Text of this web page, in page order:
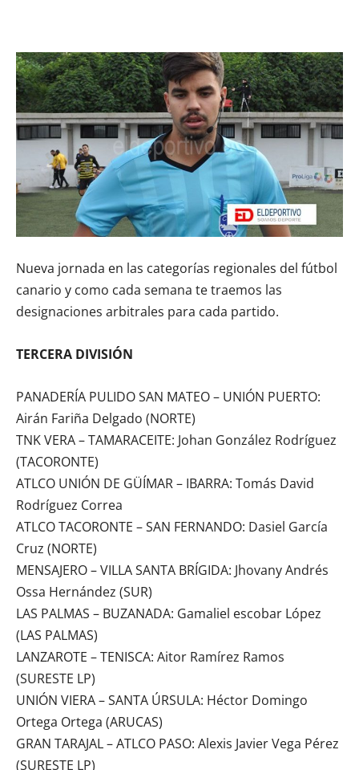
Nueva jornada en las categorías regionales del fútbol
canario y como cada semana te traemos las
designaciones arbitrales para cada partido.
TERCERA DIVISIÓN
PANADERÍA PULIDO SAN MATEO – UNIÓN PUERTO:
Airán Fariña Delgado (NORTE)
TNK VERA – TAMARACEITE: Johan González Rodríguez
(TACORONTE)
ATLCO UNIÓN DE GÜÍMAR – IBARRA: Tomás David
Rodríguez Correa
ATLCO TACORONTE – SAN FERNANDO: Dasiel García
Cruz (NORTE)
MENSAJERO – VILLA SANTA BRÍGIDA: Jhovany Andrés
Ossa Hernández (SUR)
LAS PALMAS – BUZANADA: Gamaliel escobar López
(LAS PALMAS)
LANZAROTE – TENISCA: Aitor Ramírez Ramos
(SURESTE LP)
UNIÓN VIERA – SANTA ÚRSULA: Héctor Domingo
Ortega Ortega (ARUCAS)
GRAN TARAJAL – ATLCO PASO: Alexis Javier Vega Pérez
(SURESTE LP)